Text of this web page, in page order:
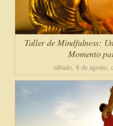
Taller de Mindfulness:
Momento
sábado, 8 de